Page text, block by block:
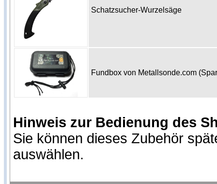
Schatzsucher-Wurzelsäge
Fundbox von Metallsonde.com
Hinweis zur Bedienung des
Sie können dieses Zubehör
auswählen.